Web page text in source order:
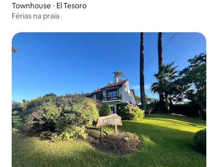
Townhouse ⋅ El Tesoro
Férias na praia